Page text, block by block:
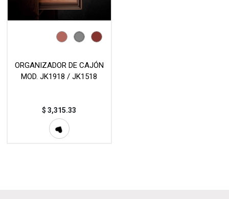
ORGANIZADOR DE CAJÓN
MOD. JK1918 / JK1518
$3,315.33